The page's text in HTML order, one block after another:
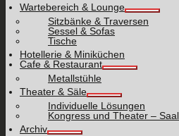
Wartebereich & Lounge
Sitzbänke & Traversen
Sessel & Sofas
Tische
Hotellerie & Miniküchen
Cafe & Restaurant
Metallstühle
Theater & Säle
Individuelle Lösungen
Kongress und Theater –
Archiv